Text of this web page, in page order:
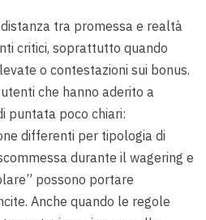
tra promessa e realtà
critici, soprattutto quando
o contestazioni sui bonus.
che hanno aderito a
puntata poco chiari:
differenti per tipologia di
durante il wagering e
possono portare
Anche quando le regole